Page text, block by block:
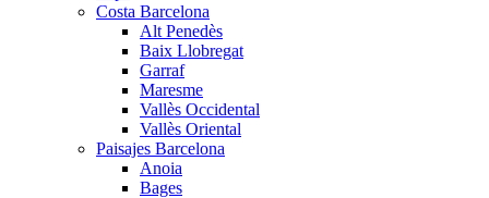
Costa Barcelona
Alt Penedès
Baix Llobregat
Garraf
Maresme
Vallès Occidental
Vallès Oriental
Paisajes Barcelona
Anoia
Bages